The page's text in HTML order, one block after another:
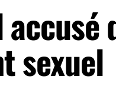
sexuel